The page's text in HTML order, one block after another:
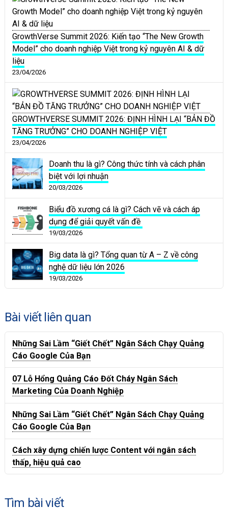
GrowthVerse Summit 2026: Kiến tạo “The New Growth
Model” cho doanh nghiệp Việt trong kỷ nguyên AI & dữ
liệu
23/04/2026
GROWTHVERSE SUMMIT 2026: ĐỊNH HÌNH LẠI “BẢN ĐỒ
TĂNG TRƯỞNG” CHO DOANH NGHIỆP VIỆT
23/04/2026
Doanh thu là gì? Công thức tính và cách phân
biệt với lợi nhuận
20/03/2026
Biểu đồ xương cá là gì? Cách vẽ và cách áp
dụng để giải quyết vấn đề
19/03/2026
Big data là gì? Tổng quan từ A – Z về công
nghệ dữ liệu lớn 2026
19/03/2026
Bài viết liên quan
Những Sai Lầm “Giết Chết” Ngân Sách Chạy Quảng
Cáo Google Của Bạn
07 Lỗ Hổng Quảng Cáo Đốt Cháy Ngân Sách
Marketing Của Doanh Nghiệp
Những Sai Lầm “Giết Chết” Ngân Sách Chạy Quảng
Cáo Google Của Bạn
Cách xây dựng chiến lược Content với ngân sách
thấp, hiệu quả cao
Tìm bài viết